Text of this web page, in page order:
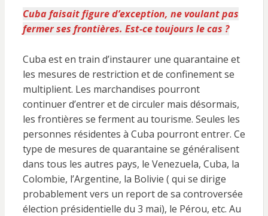
Cuba faisait figure d’exception, ne voulant pas
fermer ses frontières. Est-ce toujours le cas ?
Cuba est en train d’instaurer une quarantaine et
les mesures de restriction et de confinement se
multiplient. Les marchandises pourront
continuer d’entrer et de circuler mais désormais,
les frontières se ferment au tourisme. Seules les
personnes résidentes à Cuba pourront entrer. Ce
type de mesures de quarantaine se généralisent
dans tous les autres pays, le Venezuela, Cuba, la
Colombie, l’Argentine, la Bolivie ( qui se dirige
probablement vers un report de sa controversée
élection présidentielle du 3 mai), le Pérou, etc. Au